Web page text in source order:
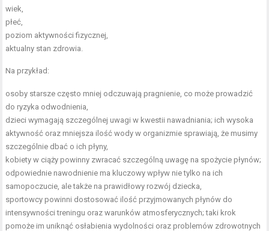
wiek,
płeć,
poziom aktywności fizycznej,
aktualny stan zdrowia.
Na przykład:
osoby starsze często mniej odczuwają pragnienie, co może prowadzić
do ryzyka odwodnienia,
dzieci wymagają szczególnej uwagi w kwestii nawadniania; ich wysoka
aktywność oraz mniejsza ilość wody w organizmie sprawiają, że musimy
szczególnie dbać o ich płyny,
kobiety w ciąży powinny zwracać szczególną uwagę na spożycie płynów;
odpowiednie nawodnienie ma kluczowy wpływ nie tylko na ich
samopoczucie, ale także na prawidłowy rozwój dziecka,
sportowcy powinni dostosować ilość przyjmowanych płynów do
intensywności treningu oraz warunków atmosferycznych; taki krok
pomoże im uniknąć osłabienia wydolności oraz problemów zdrowotnych